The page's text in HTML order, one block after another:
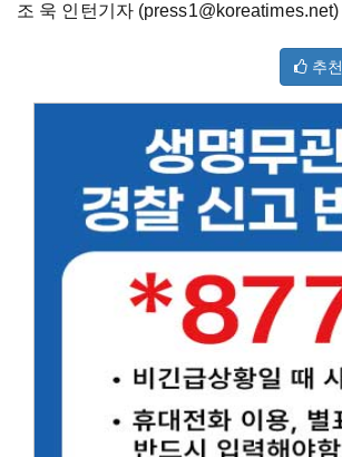
조 욱 인턴기자 (press1@koreatimes.net)
추천